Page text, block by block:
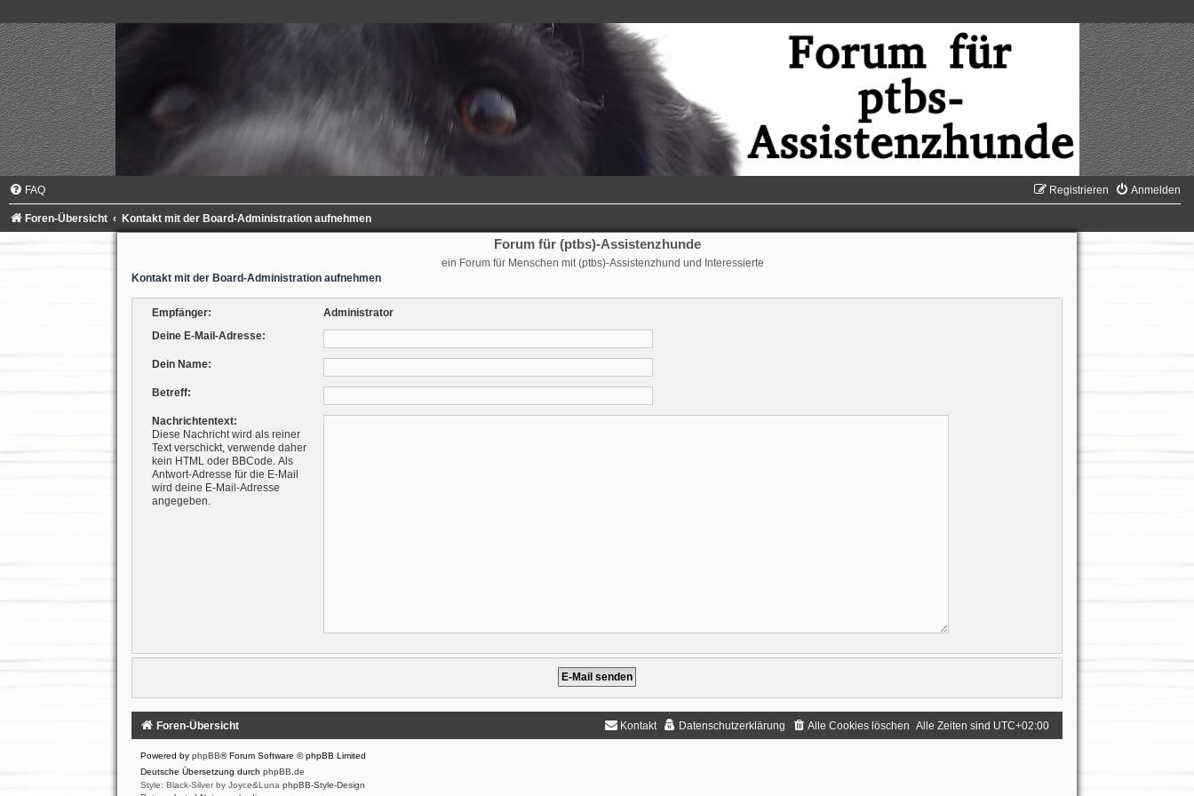
FAQ Anmelden
Registrieren
Foren-Übersicht Kontakt mit der Board-Administration aufnehmen
Forum für (ptbs)-Assistenzhunde
ein Forum für Menschen mit (ptbs)-Assistenzhund und Interessierte
Kontakt mit der Board-Administration aufnehmen
Empfänger:
Administrator
Deine E-Mail-Adresse:
Dein Name:
Betreff:
Nachrichtentext:
Diese Nachricht wird als reiner
Text verschickt, verwende daher
kein HTML oder BBCode. Als
Antwort-Adresse für die E-Mail
wird deine E-Mail-Adresse
angegeben.
Foren-Übersicht Alle Zeiten sind UTC+02:00
Alle Cookies löschen
Datenschutzerklärung
Kontakt
Powered by phpBB® Forum Software © phpBB Limited
Deutsche Übersetzung durch phpBB.de
Style: Black-Silver by Joyce&Luna phpBB-Style-Design